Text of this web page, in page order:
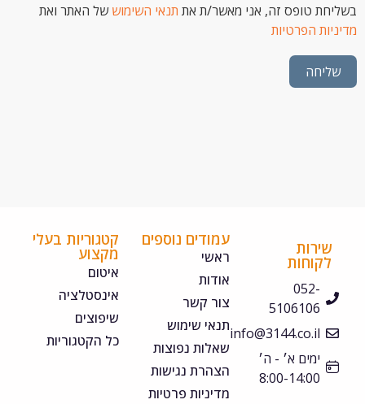
טופס זה, אני מאשר/ת אתתנאי השימוש של האתר ואת
הפרטיות
052-
5106106
info@3144.co.il
ימים א׳ - ה׳
8:00-14:00
עמודים נוספים
צור קשר
תנאי שימוש
שאלות נפוצות
הצהרת נגישות
מדיניות פרטיות
קטגוריות בעלי
אינסטלציה
שיפוצים
כל הקטגוריות